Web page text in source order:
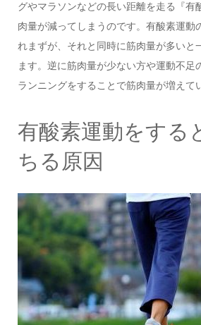
グやマラソンなどの長い距離を走る『有
肉量が減ってしまうのです。有酸素運動
れまずが、それと同時に筋肉量が多いと
ます。逆に筋肉量が少ない方や運動不足
ランニングをすることで筋肉量が増えて
有酸素運動をする
ちる原因